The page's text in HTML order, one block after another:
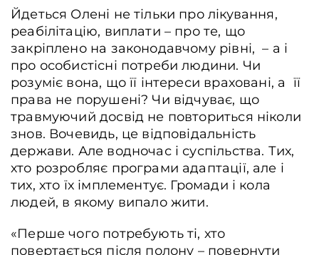
Йдеться Олені не тільки про лікування,
реабілітацію, виплати – про те, що
закріплено на законодавчому рівні, – а і
про особистісні потреби людини. Чи
розуміє вона, що її інтереси враховані, а її
права не порушені? Чи відчуває, що
травмуючий досвід не повториться ніколи
знов. Вочевидь, це відповідальність
держави. Але водночас і суспільства. Тих,
хто розробляє програми адаптації, але і
тих, хто їх імплементує. Громади і кола
людей, в якому випало жити.
«Перше чого потребують ті, хто
повертається після полону – повернути